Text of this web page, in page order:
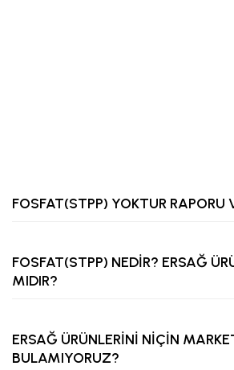
FOSFAT(STPP) YOKTUR RAPORU
FOSFAT(STPP) NEDİR? ERSAĞ
MIDIR?
ERSAĞ ÜRÜNLERİNİ NİÇİN
BULAMIYORUZ?